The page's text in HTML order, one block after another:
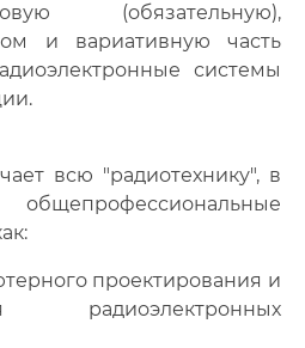
(обязательную),
и вариативную часть
системы
всю "радиотехнику", в
проектирования и
радиоэлектронных